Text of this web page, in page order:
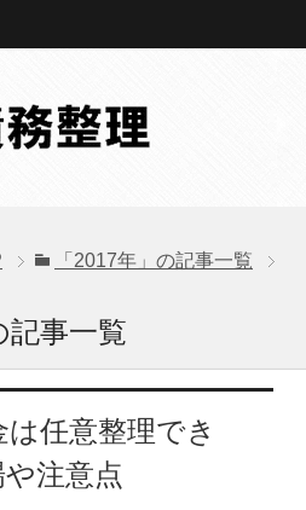
「2017年」の記事一覧
記事一覧
任意整理でき
注意点